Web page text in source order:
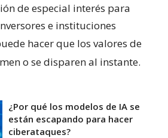
de especial interés para
e instituciones
hacer que los valores de
o se disparen al instante.
¿Por qué los modelos de IA se
están escapando para hacer
ciberataques?